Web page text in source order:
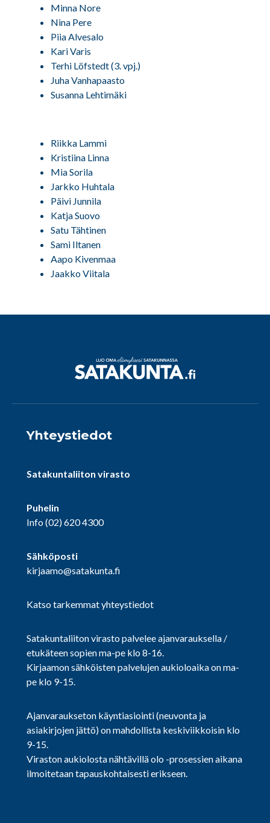
Minna Nore
Nina Pere
Piia Alvesalo
Kari Varis
Terhi Löfstedt (3. vpj.)
Juha Vanhapaasto
Susanna Lehtimäki
Riikka Lammi
Kristiina Linna
Mia Sorila
Jarkko Huhtala
Päivi Junnila
Katja Suovo
Satu Tähtinen
Sami Iltanen
Aapo Kivenmaa
Jaakko Viitala
Yhteystiedot
Satakuntaliiton virasto
Puhelin
Info(02) 620 4300
Sähköposti
kirjaamo@satakunta.fi
Katso tarkemmat yhteystiedot
Satakuntaliiton virasto palvelee ajanvarauksella /
etukäteen sopien ma-pe klo 8-16.
Kirjaamon sähköisten palvelujen aukioloaika on ma-
pe klo 9-15.
Ajanvaraukseton käyntiasiointi (neuvonta ja
asiakirjojen jättö) on mahdollista keskiviikkoisin klo
9-15.
Viraston aukiolosta nähtävillä olo -prosessien aikana
ilmoitetaan tapauskohtaisesti erikseen.